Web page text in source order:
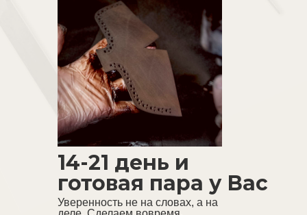
Уверенность не на словах, а на
14-21 день и
готовая пара у Вас
Затемнение по швам и контуру
Сочетание разных цветов и
материалов
Материалы: Краст черный,
Наппа черная
Подошва Тунит
5 базовых моделей(Оксфорды,
Дерби, Чукка, Open Walk,
Слиперы)
Классическая колодка, кедовая